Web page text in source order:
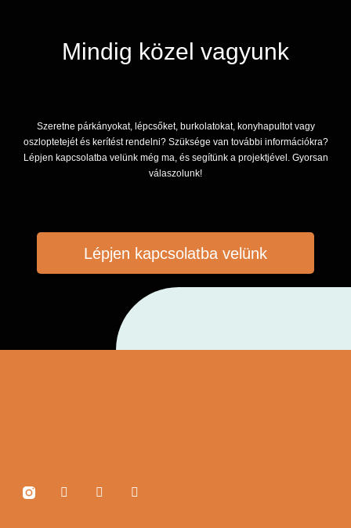
Mindig közel vagyunk
Szeretne párkányokat, lépcsőket, burkolatokat, konyhapultot vagy
oszloptetejét és kerítést rendelni? Szüksége van további információkra?
Lépjen kapcsolatba velünk még ma, és segítünk a projektjével. Gyorsan
válaszolunk!
Lépjen kapcsolatba velünk